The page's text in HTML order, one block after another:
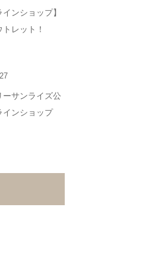
インショップ】
レット！
ーサンライズ公
インショップ